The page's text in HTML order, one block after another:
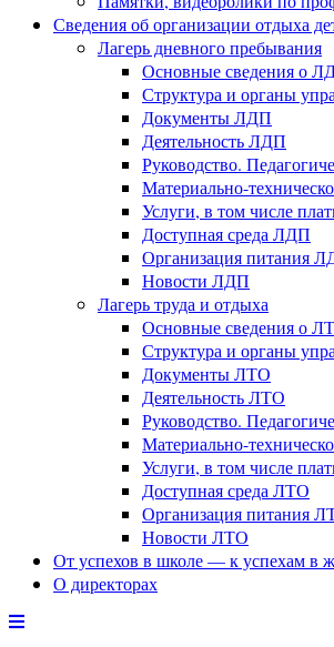
Сведения об организации отдыха
Лагерь дневного пребывания
Основные сведения о
Структура и органы
Документы ЛДП
Деятельность ЛДП
Руководство.
Материально-
Услуги, в том числе
Доступная среда ЛДП
Организация питания
Новости ЛДП
Лагерь труда и отдыха
Основные сведения о
Структура и органы
Документы ЛТО
Деятельность ЛТО
Руководство.
Материально-
Услуги, в том числе
Доступная среда ЛТО
Организация питания
Новости ЛТО
От успехов в школе — к успехам в
О директорах